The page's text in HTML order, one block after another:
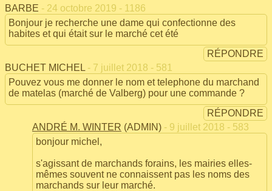
BARBE - 24 octobre 2019 - 1186
Bonjour je recherche une dame qui confectionne des
habites et qui était sur le marché cet été
RÉPONDRE
BUCHET MICHEL - 7 juillet 2018 - 581
Pouvez vous me donner le nom et telephone du marchand
de matelas (marché de Valberg) pour une commande ?
RÉPONDRE
ANDRÉ M. WINTER (ADMIN) - 9 juillet 2018 - 583
bonjour michel,
s'agissant de marchands forains, les mairies elles-
mêmes souvent ne connaissent pas les noms des
marchands sur leur marché.